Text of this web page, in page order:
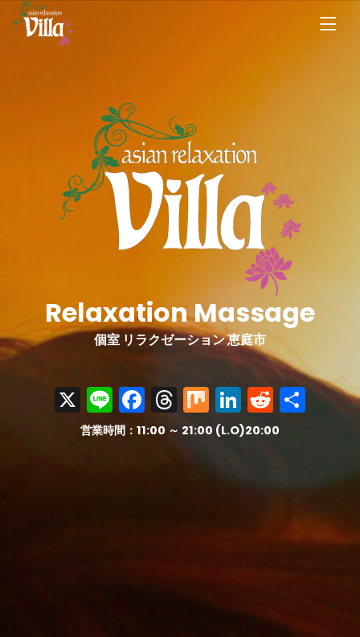
Relaxation Massage
個室 リラクゼーション 恵庭市
X LineFacebook
Threads
MixLinkedIn
Reddit
共
営業時間：11:00 ～ 21:00 (L.O)20:00